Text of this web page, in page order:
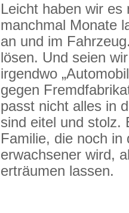
Leicht haben wir es
manchmal Monate
an und im
lösen. Und seien
irgendwo
gegen
passt nicht alles in
sind eitel und stolz.
Familie, die noch
erwachsener wird,
erträumen lassen.